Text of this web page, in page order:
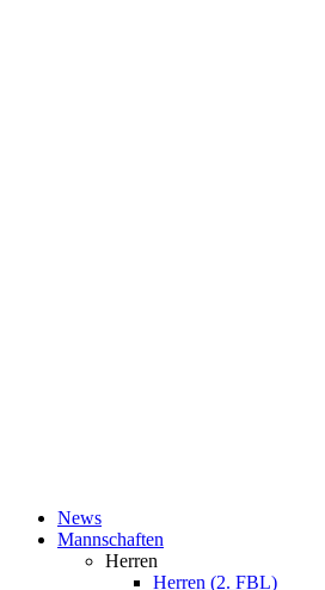
News
Mannschaften
Herren
Herren (2. FBL)